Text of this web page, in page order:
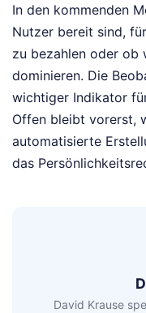
In den kommenden
Nutzer bereit sind,
zu bezahlen oder ob
dominieren. Die
wichtiger Indikator
Offen bleibt vorerst,
automatisierte
das
David Krause